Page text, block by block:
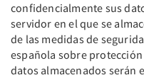
confidencialmente sus
servidor en el que se
de las medidas de
española sobre
datos almacenados serán